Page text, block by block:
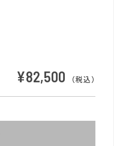
¥82,500 （税込）